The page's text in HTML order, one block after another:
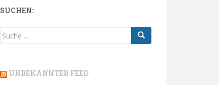
SUCHEN:
Suche
UNBEKANNTER FEED